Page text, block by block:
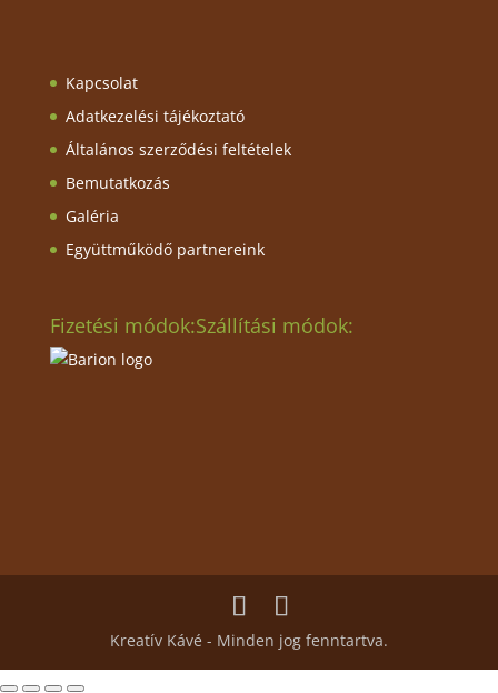
Kapcsolat
Adatkezelési tájékoztató
Általános szerződési feltételek
Bemutatkozás
Galéria
Együttműködő partnereink
Fizetési módok:Szállítási módok:
Kreatív Kávé - Minden jog fenntartva.